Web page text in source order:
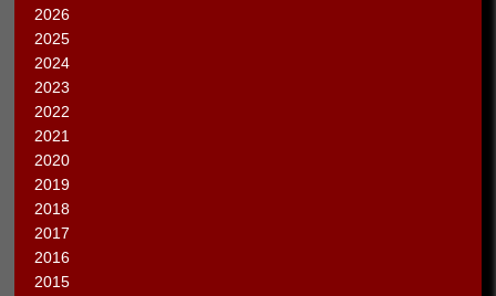
2026
2025
2024
2023
2022
2021
2020
2019
2018
2017
2016
2015